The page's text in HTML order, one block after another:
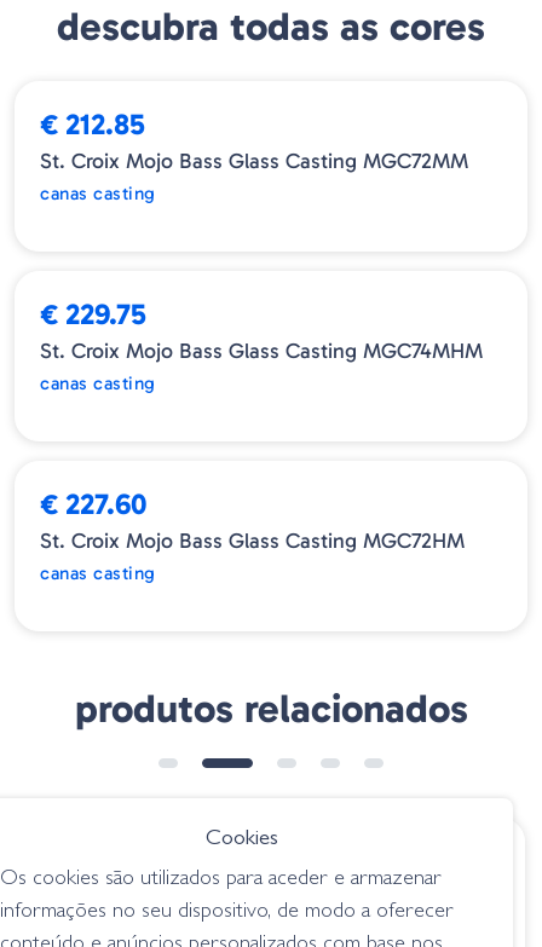
Nº de Elementos - 1
Power - M
descubra todas as cores
€ 212.85
St. Croix Mojo Bass Glass Casting MGC72MM
canas casting
€ 229.75
St. Croix Mojo Bass Glass Casting MGC74MHM
canas casting
€ 227.60
St. Croix Mojo Bass Glass Casting MGC72HM
canas casting
produtos relacionados
€ 185.00
Cana Casting
Tailwalk Gekiha
ARK INVOKER PRO
SERIES 7.11" XH
Cookies
Os cookies são utilizados para aceder e armazenar
informações no seu dispositivo, de modo a oferecer